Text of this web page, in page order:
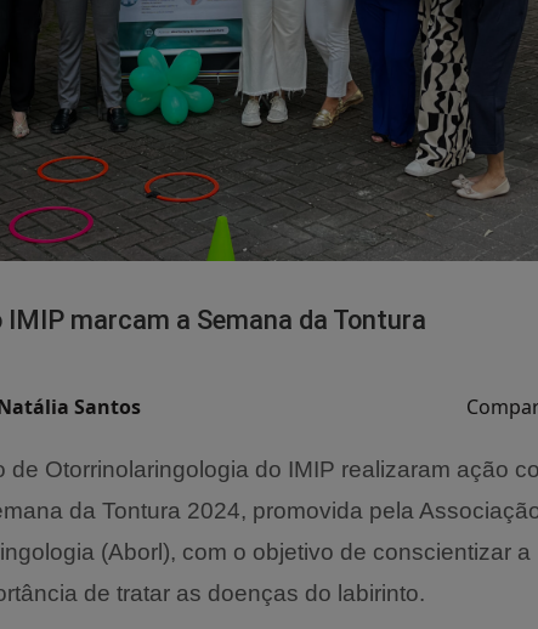
marcam a Semana da Tontura
Santos
de Otorrinolaringologia do IMIP realizaram ação
da Tontura 2024, promovida pela
(Aborl), com o objetivo de conscientizar a
de tratar as doenças do labirinto.